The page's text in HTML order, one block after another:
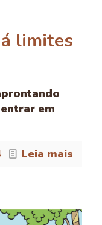
limites
em
Leia mais